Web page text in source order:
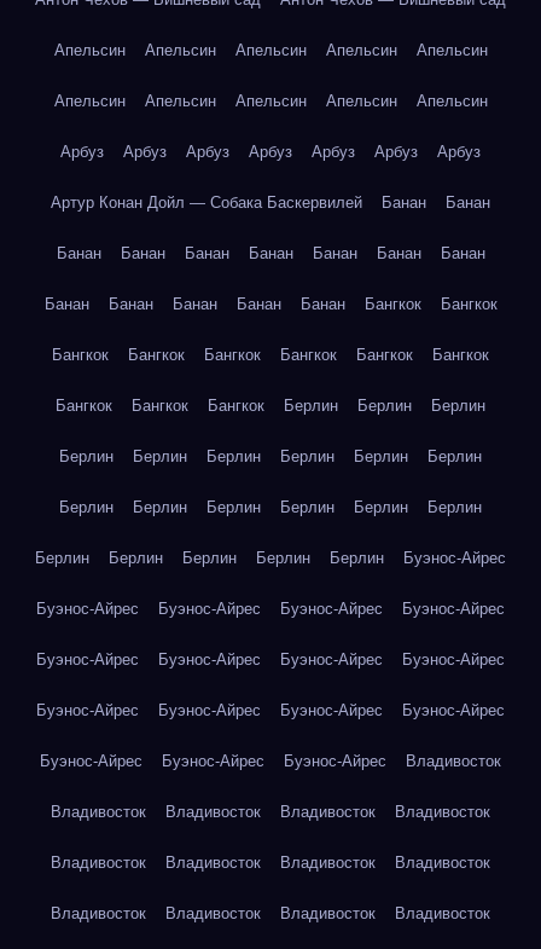
Апельсин Апельсин Апельсин Апельсин Апельсин
Апельсин Апельсин Апельсин Апельсин Апельсин
Арбуз Арбуз Арбуз Арбуз Арбуз Арбуз Арбуз
Артур Конан Дойл — Собака Баскервилей Банан Банан
Банан Банан Банан Банан Банан Банан Банан
Банан Банан Банан Банан Банан Бангкок Бангкок
Бангкок Бангкок Бангкок Бангкок Бангкок Бангкок
Бангкок Бангкок Бангкок Берлин Берлин Берлин
Берлин Берлин Берлин Берлин Берлин Берлин
Берлин Берлин Берлин Берлин Берлин Берлин
Берлин Берлин Берлин Берлин Берлин Буэнос-Айрес
Буэнос-Айрес Буэнос-Айрес Буэнос-Айрес Буэнос-Айрес
Буэнос-Айрес Буэнос-Айрес Буэнос-Айрес Буэнос-Айрес
Буэнос-Айрес Буэнос-Айрес Буэнос-Айрес Буэнос-Айрес
Буэнос-Айрес Буэнос-Айрес Буэнос-Айрес Владивосток
Владивосток Владивосток Владивосток Владивосток
Владивосток Владивосток Владивосток Владивосток
Владивосток Владивосток Владивосток Владивосток